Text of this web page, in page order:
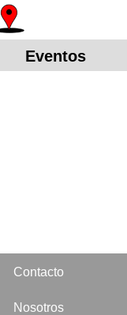
Eventos
Contacto
Nosotros